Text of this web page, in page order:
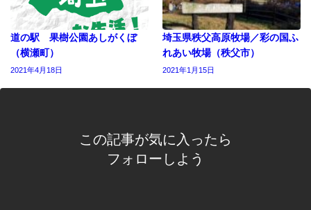
道の駅 果樹公園あしがくぼ
（横瀬町）
2021年4月18日
埼玉県秩父高原牧場／彩の国ふ
れあい牧場（秩父市）
2021年1月15日
この記事が気に入ったら
フォローしよう